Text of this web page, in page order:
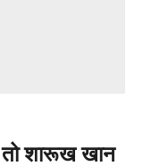
शारूख खान